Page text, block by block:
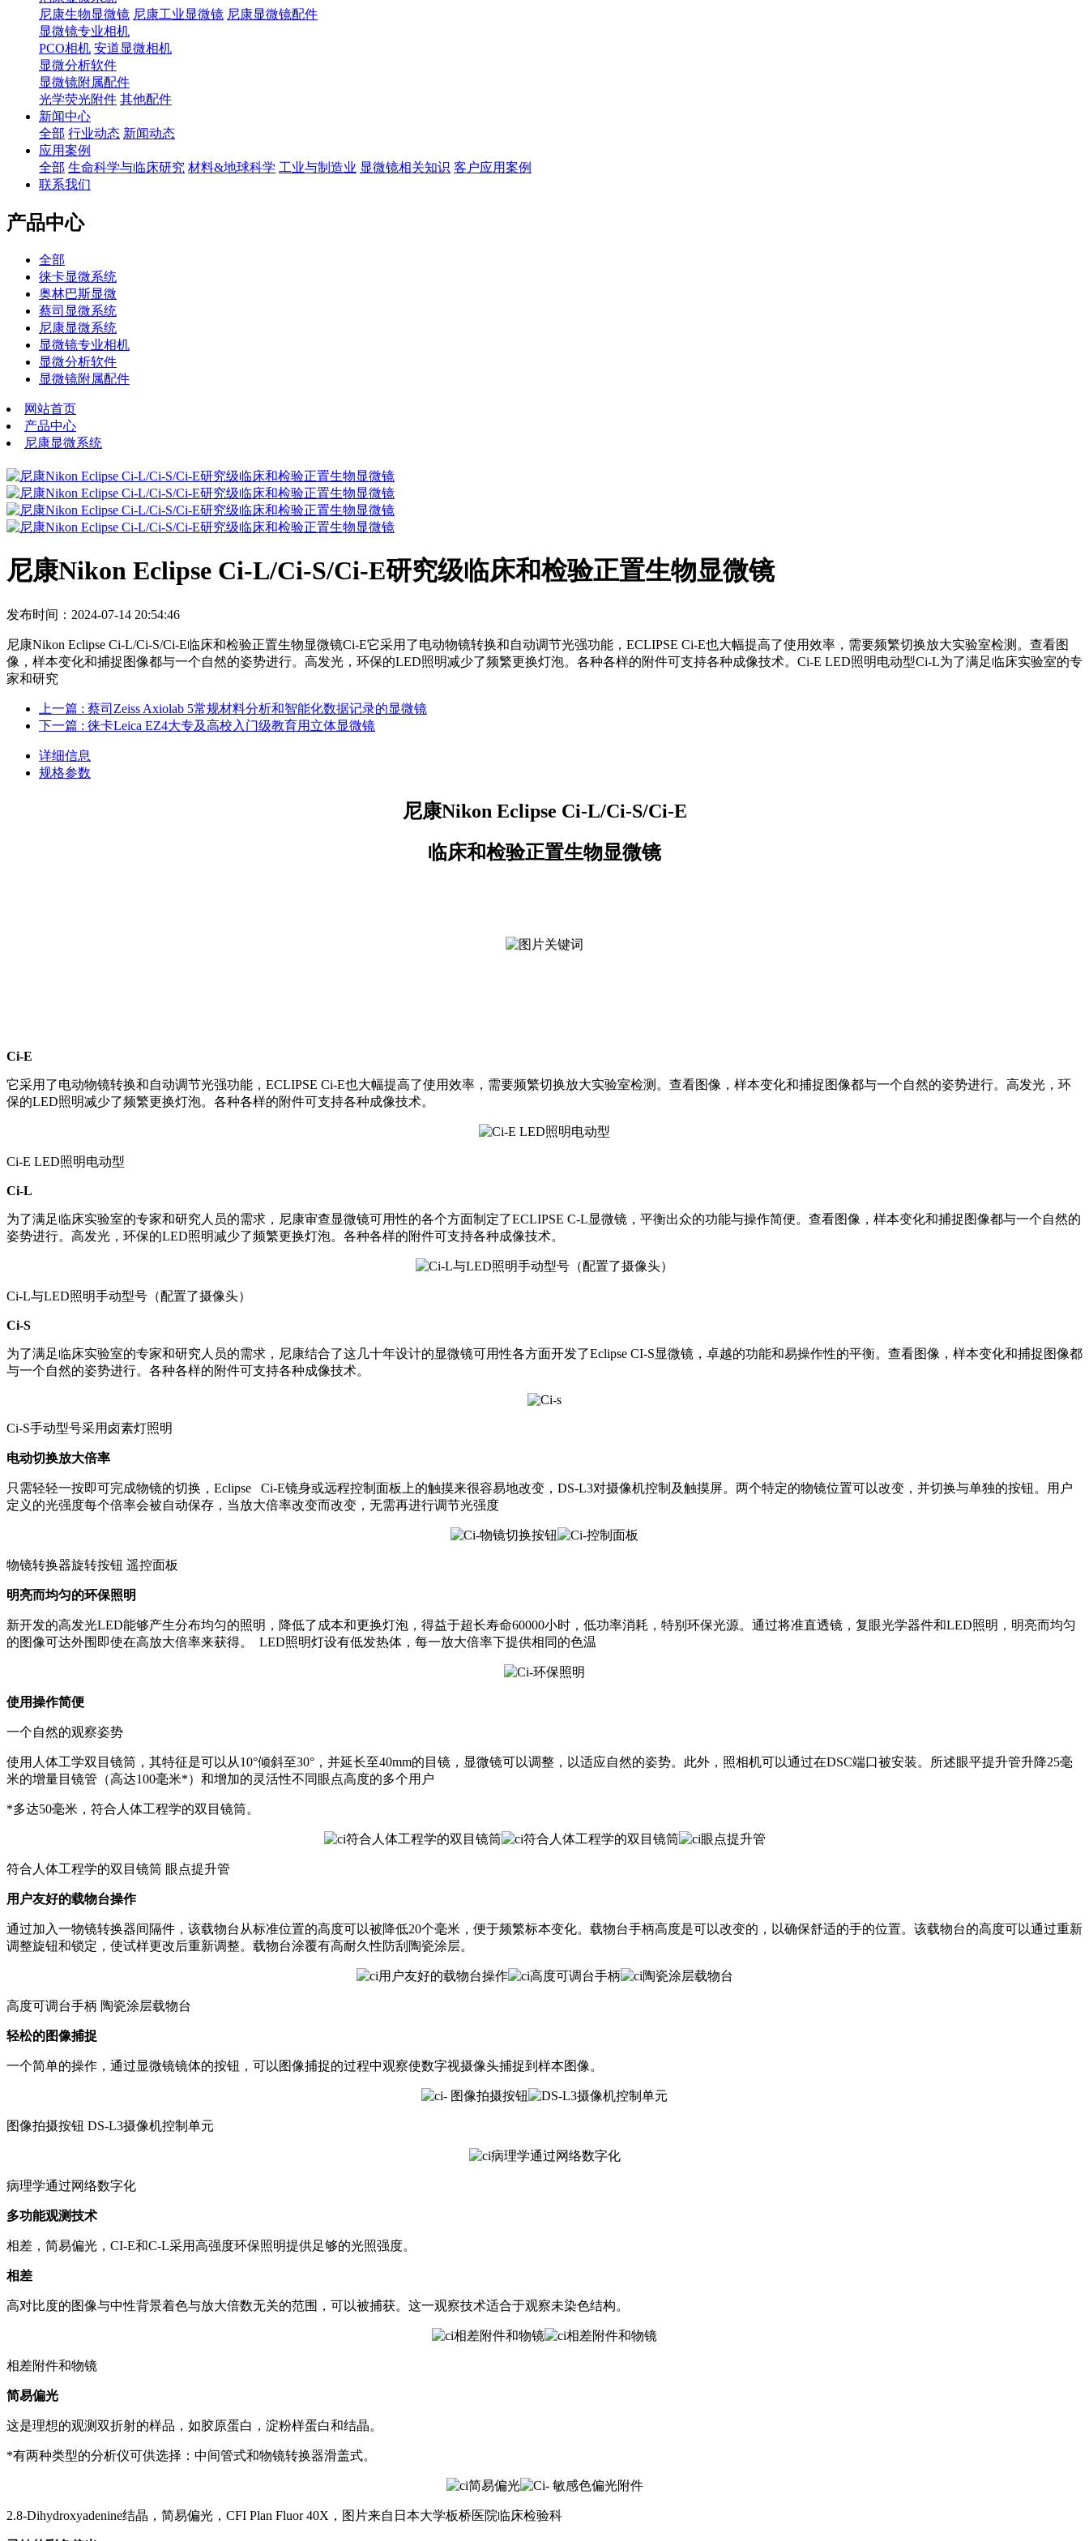
尼康生物显微镜 尼康工业显微镜 尼康显微镜配件
显微镜专业相机
PCO相机 安道显微相机
显微分析软件
显微镜附属配件
光学荧光附件 其他配件
新闻中心
全部 行业动态 新闻动态
应用案例
全部 生命科学与临床研究 材料&地球科学 工业与制造业 显微镜相关知识 客户应用案例
联系我们
产品中心
全部
徕卡显微系统
奥林巴斯显微
蔡司显微系统
尼康显微系统
显微镜专业相机
显微分析软件
显微镜附属配件
网站首页
产品中心
尼康显微系统
尼康Nikon Eclipse Ci-L/Ci-S/Ci-E研究级临床和检验正置生物显微镜
发布时间：2024-07-14 20:54:46
尼康Nikon Eclipse Ci-L/Ci-S/Ci-E临床和检验正置生物显微镜Ci-E它采用了电动物镜转换和自动调节光强功能，ECLIPSE Ci-E也大幅提高了使用效率，需要频繁切换放大实验室检测。查看图
像，样本变化和捕捉图像都与一个自然的姿势进行。高发光，环保的LED照明减少了频繁更换灯泡。各种各样的附件可支持各种成像技术。Ci-E LED照明电动型Ci-L为了满足临床实验室的专
家和研究
上一篇 : 蔡司Zeiss Axiolab 5常规材料分析和智能化数据记录的显微镜
下一篇 : 徕卡Leica EZ4大专及高校入门级教育用立体显微镜
详细信息
规格参数
尼康Nikon Eclipse Ci-L/Ci-S/Ci-E
临床和检验正置生物显微镜
Ci-E
它采用了电动物镜转换和自动调节光强功能，ECLIPSE Ci-E也大幅提高了使用效率，需要频繁切换放大实验室检测。查看图像，样本变化和捕捉图像都与一个自然的姿势进行。高发光，环
保的LED照明减少了频繁更换灯泡。各种各样的附件可支持各种成像技术。
Ci-E LED照明电动型
Ci-L
为了满足临床实验室的专家和研究人员的需求，尼康审查显微镜可用性的各个方面制定了ECLIPSE C-L显微镜，平衡出众的功能与操作简便。查看图像，样本变化和捕捉图像都与一个自然的
姿势进行。高发光，环保的LED照明减少了频繁更换灯泡。各种各样的附件可支持各种成像技术。
Ci-L与LED照明手动型号（配置了摄像头）
Ci-S
为了满足临床实验室的专家和研究人员的需求，尼康结合了这几十年设计的显微镜可用性各方面开发了Eclipse CI-S显微镜，卓越的功能和易操作性的平衡。查看图像，样本变化和捕捉图像都
与一个自然的姿势进行。各种各样的附件可支持各种成像技术。
Ci-S手动型号采用卤素灯照明
电动切换放大倍率
只需轻轻一按即可完成物镜的切换，Eclipse Ci-E镜身或远程控制面板上的触摸来很容易地改变，DS-L3对摄像机控制及触摸屏。两个特定的物镜位置可以改变，并切换与单独的按钮。用户
定义的光强度每个倍率会被自动保存，当放大倍率改变而改变，无需再进行调节光强度
物镜转换器旋转按钮 遥控面板
明亮而均匀的环保照明
新开发的高发光LED能够产生分布均匀的照明，降低了成本和更换灯泡，得益于超长寿命60000小时，低功率消耗，特别环保光源。通过将准直透镜，复眼光学器件和LED照明，明亮而均匀
的图像可达外围即使在高放大倍率来获得。 LED照明灯设有低发热体，每一放大倍率下提供相同的色温
使用操作简便
一个自然的观察姿势
使用人体工学双目镜筒，其特征是可以从10°倾斜至30°，并延长至40mm的目镜，显微镜可以调整，以适应自然的姿势。此外，照相机可以通过在DSC端口被安装。所述眼平提升管升降25毫
米的增量目镜管（高达100毫米*）和增加的灵活性不同眼点高度的多个用户
*多达50毫米，符合人体工程学的双目镜筒。
符合人体工程学的双目镜筒 眼点提升管
用户友好的载物台操作
通过加入一物镜转换器间隔件，该载物台从标准位置的高度可以被降低20个毫米，便于频繁标本变化。载物台手柄高度是可以改变的，以确保舒适的手的位置。该载物台的高度可以通过重新
调整旋钮和锁定，使试样更改后重新调整。载物台涂覆有高耐久性防刮陶瓷涂层。
高度可调台手柄 陶瓷涂层载物台
轻松的图像捕捉
一个简单的操作，通过显微镜镜体的按钮，可以图像捕捉的过程中观察使数字视摄像头捕捉到样本图像。
图像拍摄按钮 DS-L3摄像机控制单元
病理学通过网络数字化
多功能观测技术
相差，简易偏光，CI-E和C-L采用高强度环保照明提供足够的光照强度。
相差
高对比度的图像与中性背景着色与放大倍数无关的范围，可以被捕获。这一观察技术适合于观察未染色结构。
相差附件和物镜
简易偏光
这是理想的观测双折射的样品，如胶原蛋白，淀粉样蛋白和结晶。
*有两种类型的分析仪可供选择：中间管式和物镜转换器滑盖式。
2.8-Dihydroxyadenine结晶，简易偏光，CFI Plan Fluor 40X，图片来自日本大学板桥医院临床检验科